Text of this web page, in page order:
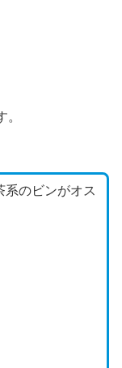
系のビンがオス